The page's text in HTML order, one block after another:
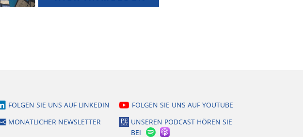
FOLGEN SIE UNS AUF LINKEDIN
FOLGEN SIE UNS AUF YOUTUBE
MONATLICHER NEWSLETTER
UNSEREN PODCAST HÖREN SIE
BEI